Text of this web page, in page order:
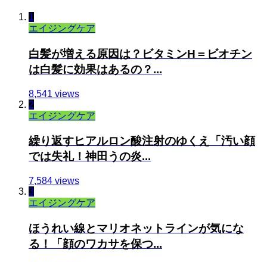
1
エイジングケア
白髪が増える原因は？ビタミンH＝ビオチン
は白髪に効果はあるの？...
8,541 views
2
エイジングケア
繰り返すヒアルロン酸注射のゆくえ「汚い顔
では失礼！神田うの炎...
7,584 views
3
エイジングケア
ほうれい線とマリオネットラインが気にな
る！「顔のワカサを保つ...